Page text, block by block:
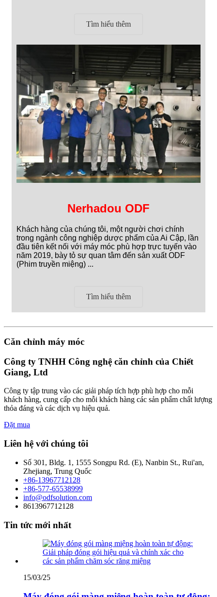
Tìm hiểu thêm
Nerhadou ODF
Khách hàng của chúng tôi, một người chơi chính
trong ngành công nghiệp dược phẩm của Ai Cập, lần
đầu tiên kết nối với máy móc phù hợp trực tuyến vào
năm 2019, bày tỏ sự quan tâm đến sản xuất ODF
(Phim truyền miệng) ...
Tìm hiểu thêm
Căn chỉnh máy móc
Công ty TNHH Công nghệ căn chỉnh của Chiết
Giang, Ltd
Công ty tập trung vào các giải pháp tích hợp phù hợp cho mỗi
khách hàng, cung cấp cho mỗi khách hàng các sản phẩm chất lượng
thỏa đáng và các dịch vụ hiệu quả.
Đặt mua
Liên hệ với chúng tôi
Số 301, Bldg. 1, 1555 Songpu Rd. (E), Nanbin St., Rui'an,
Zhejiang, Trung Quốc
+86-13967712128
+86-577-65538999
info@odfsolution.com
8613967712128
Tin tức mới nhất
15/03/25